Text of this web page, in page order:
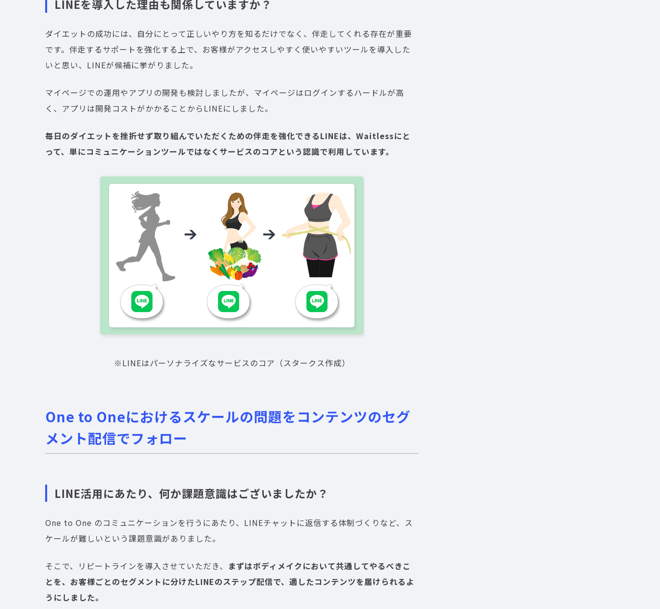
LINEを導入した理由も関係していますか？
ダイエットの成功には、自分にとって正しいやり方を知るだけでなく、伴走してくれる存在が重要
です。伴走するサポートを強化する上で、お客様がアクセスしやすく使いやすいツールを導入した
いと思い、LINEが候補に挙がりました。
マイページでの運用やアプリの開発も検討しましたが、マイページはログインするハードルが高
く、アプリは開発コストがかかることからLINEにしました。
毎日のダイエットを挫折せず取り組んでいただくための伴走を強化できるLINEは、Waitlessにと
って、単にコミュニケーションツールではなくサービスのコアという認識で利用しています。
※LINEはパーソナライズなサービスのコア（スタークス作成）
One to Oneにおけるスケールの問題をコンテンツのセグ
メント配信でフォロー
LINE活用にあたり、何か課題意識はございましたか？
One to One のコミュニケーションを行うにあたり、LINEチャットに返信する体制づくりなど、ス
ケールが難しいという課題意識がありました。
そこで、リピートラインを導入させていただき、
まずはボディメイクにおいて共通してやるべきこ
とを、お客様ごとのセグメントに分けたLINEのステップ配信で、適したコンテンツを届けられるよ
うにしました。